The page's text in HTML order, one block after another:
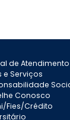
de Atendimento
e Serviços
Conosco
Fies/Crédito